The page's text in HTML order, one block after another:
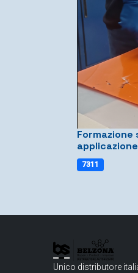
Formazione
7311
Unico distributore